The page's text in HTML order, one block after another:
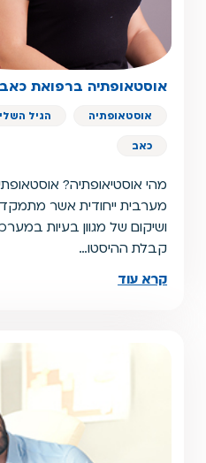
אוסטאופתיה ברפואת כאב
אוסטאופתיה הגיל
כאב
מהי אוסטיאופתיה?
מערבית ייחודית אשר
ושיקום של מגוון בעיות
קבלת ההיסטו…
קרא עוד